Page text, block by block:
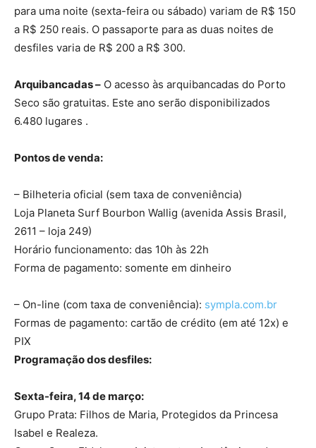
para uma noite (sexta-feira ou sábado) variam de R$ 150
a R$ 250 reais. O passaporte para as duas noites de
desfiles varia de R$ 200 a R$ 300.
Arquibancadas – O acesso às arquibancadas do Porto
Seco são gratuitas. Este ano serão disponibilizados
6.480 lugares .
Pontos de venda:
– Bilheteria oficial (sem taxa de conveniência)
Loja Planeta Surf Bourbon Wallig (avenida Assis Brasil,
2611 – loja 249)
Horário funcionamento: das 10h às 22h
Forma de pagamento: somente em dinheiro
– On-line (com taxa de conveniência): sympla.com.br
Formas de pagamento: cartão de crédito (em até 12x) e
PIX
Programação dos desfiles:
Sexta-feira, 14 de março:
Grupo Prata: Filhos de Maria, Protegidos da Princesa
Isabel e Realeza.